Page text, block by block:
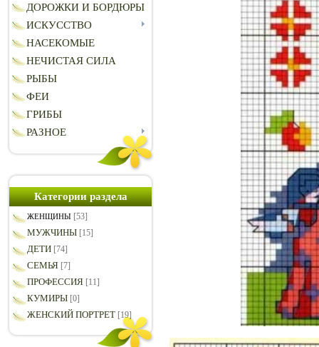
ДОРОЖКИ И БОРДЮРЫ
ИСКУССТВО
НАСЕКОМЫЕ
НЕЧИСТАЯ СИЛА
РЫБЫ
ФЕИ
ГРИБЫ
РАЗНОЕ
Категории раздела
ЖЕНЩИНЫ [53]
МУЖЧИНЫ [15]
ДЕТИ [74]
СЕМЬЯ [7]
ПРОФЕССИЯ [11]
КУМИРЫ [0]
ЖЕНСКИЙ ПОРТРЕТ [19]